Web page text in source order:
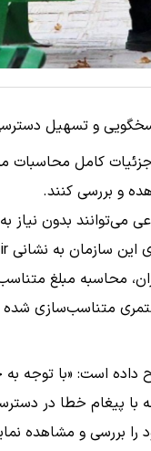
و تسهیل
کامل محاسبات
و بررسی کنند.
می‌توانند بدون
محاسبه مبلغ
متناسب‌سازی شده
داده است: «با توجه
پیغام خطا در
بررسی و مشاهده